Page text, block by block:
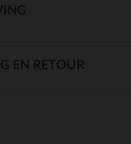
EN RETOUR